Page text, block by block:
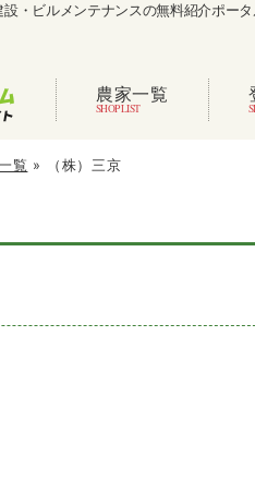
・ビルメンテナンスの無料紹介ポー
農家一覧
覧 » （株）三京